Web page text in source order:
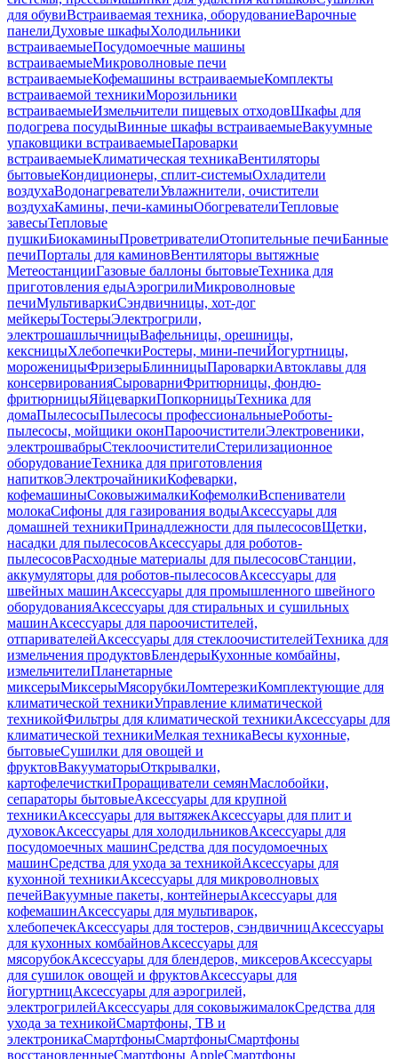
для обувиВстраиваемая техника, оборудованиеВарочные
панелиДуховые шкафыХолодильники
встраиваемыеПосудомоечные машины
встраиваемыеМикроволновые печи
встраиваемыеКофемашины встраиваемыеКомплекты
встраиваемой техникиМорозильники
встраиваемыеИзмельчители пищевых отходовШкафы для
подогрева посудыВинные шкафы встраиваемыеВакуумные
упаковщики встраиваемыеПароварки
встраиваемыеКлиматическая техникаВентиляторы
бытовыеКондиционеры, сплит-системыОхладители
воздухаВодонагревателиУвлажнители, очистители
воздухаКамины, печи-каминыОбогревателиТепловые
завесыТепловые
пушкиБиокаминыПроветривателиОтопительные печиБанные
печиПорталы для каминовВентиляторы вытяжные
МетеостанцииГазовые баллоны бытовыеТехника для
приготовления едыАэрогрилиМикроволновые
печиМультиваркиСэндвичницы, хот-дог
мейкерыТостерыЭлектрогрили,
электрошашлычницыВафельницы, орешницы,
кексницыХлебопечкиРостеры, мини-печиЙогуртницы,
мороженицыФризерыБлинницыПароваркиАвтоклавы для
консервированияСыроварниФритюрницы, фондю-
фритюрницыЯйцеваркиПопкорницыТехника для
домаПылесосыПылесосы профессиональныеРоботы-
пылесосы, мойщики оконПароочистителиЭлектровеники,
электрошвабрыСтеклоочистителиСтерилизационное
оборудованиеТехника для приготовления
напитковЭлектрочайникиКофеварки,
кофемашиныСоковыжималкиКофемолкиВспениватели
молокаСифоны для газирования водыАксессуары для
домашней техникиПринадлежности для пылесосовЩетки,
насадки для пылесосовАксессуары для роботов-
пылесосовРасходные материалы для пылесосовСтанции,
аккумуляторы для роботов-пылесосовАксессуары для
швейных машинАксессуары для промышленного швейного
оборудованияАксессуары для стиральных и сушильных
машинАксессуары для пароочистителей,
отпаривателейАксессуары для стеклоочистителейТехника для
измельчения продуктовБлендерыКухонные комбайны,
измельчителиПланетарные
миксерыМиксерыМясорубкиЛомтерезкиКомплектующие для
климатической техникиУправление климатической
техникойФильтры для климатической техникиАксессуары для
климатической техникиМелкая техникаВесы кухонные,
бытовыеСушилки для овощей и
фруктовВакууматорыОткрывалки,
картофелечисткиПроращиватели семянМаслобойки,
сепараторы бытовыеАксессуары для крупной
техникиАксессуары для вытяжекАксессуары для плит и
духовокАксессуары для холодильниковАксессуары для
посудомоечных машинСредства для посудомоечных
машинСредства для ухода за техникойАксессуары для
кухонной техникиАксессуары для микроволновых
печейВакуумные пакеты, контейнерыАксессуары для
кофемашинАксессуары для мультиварок,
хлебопечекАксессуары для тостеров, сэндвичницАксессуары
для кухонных комбайновАксессуары для
мясорубокАксессуары для блендеров, миксеровАксессуары
для сушилок овощей и фруктовАксессуары для
йогуртницАксессуары для аэрогрилей,
электрогрилейАксессуары для соковыжималокСредства для
ухода за техникойСмартфоны, ТВ и
электроникаСмартфоныСмартфоныСмартфоны
восстановленныеСмартфоны AppleСмартфоны